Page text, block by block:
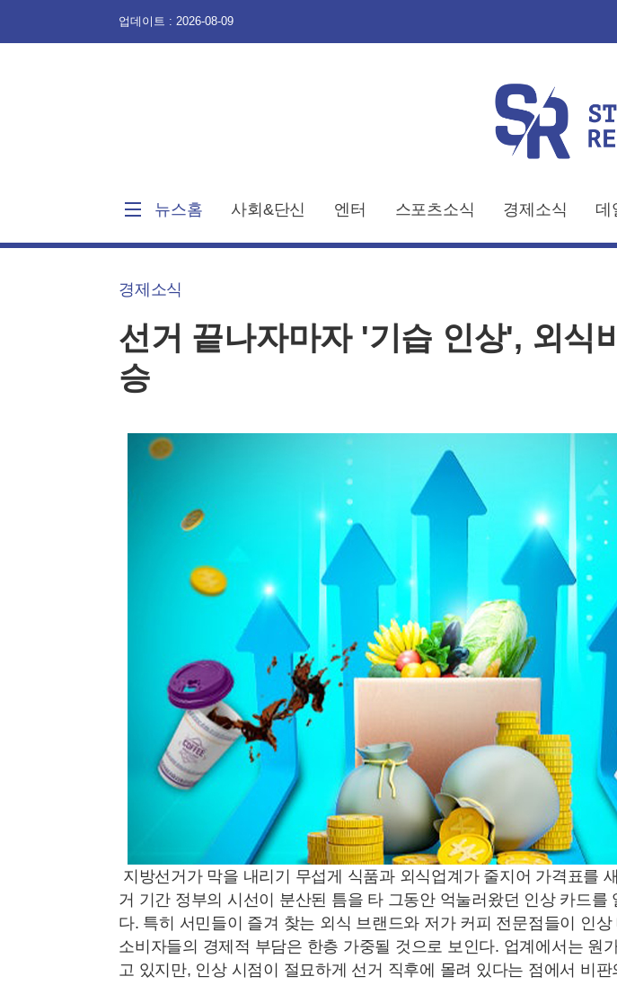
업데이트 : 2026-08-09
뉴스홈 사회&단신 엔터 스포츠소식 경제소식 데
경제소식
선거 끝나자마자 '기습 인상', 외식
승
지방선거가 막을 내리기 무섭게 식품과 외식업계가 줄지어 가격표를
거 기간 정부의 시선이 분산된 틈을 타 그동안 억눌러왔던 인상 카드를
다. 특히 서민들이 즐겨 찾는 외식 브랜드와 저가 커피 전문점들이 인상
소비자들의 경제적 부담은 한층 가중될 것으로 보인다. 업계에서는 원
고 있지만, 인상 시점이 절묘하게 선거 직후에 몰려 있다는 점에서 비